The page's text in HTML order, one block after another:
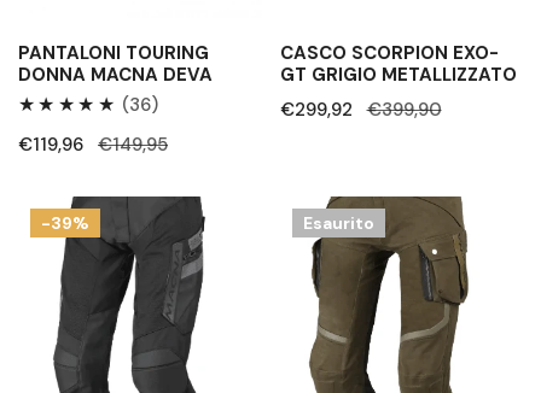
PANTALONI TOURING
DONNA MACNA DEVA
(36)36
Recensioni
Prezzo
vendita
€119,96
Prezzo
€149,95
CASCO SCORPION EXO-
GT GRIGIO METALLIZZATO
Prezzo
€299,92
Prezzo
€399,90
Pantaloni
donna
Macna
Qargon
-39%
Pantaloni
in
tessuto
Macna
Nembar
Marrone
Esaurito